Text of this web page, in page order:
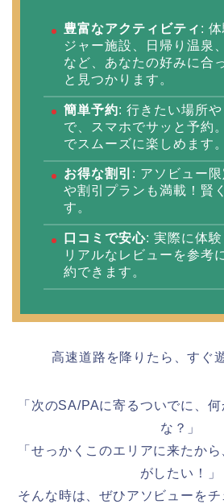
豊富なアクティビティ :
ジャー施設、日帰り温泉
など、あなたの好みに合
と見つかります。
簡単予約: 行きたい場所
で、スマホでサッと予約
でスムーズに楽しめます。
お得な割引 : アソビュー
や割引プランも満載！賢
す。
口コミで安心: 実際に体
リアルなレビューを参考
約できます。
高速道路を降りたら、すぐ
「次のSA/PAに寄るついでに、
な？」
「せっかくこのエリアに来たか
がしたい！」
そんな時は、ぜひアソビューを